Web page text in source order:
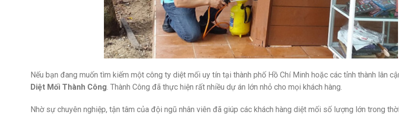
Nếu bạn đang muốn tìm kiếm một công ty diệt mối uy tín tại thành phố Hồ Chí Minh hoặc các tỉnh thành lân
Diệt Mối Thành Công. Thành Công đã thực hiện rất nhiều dự án lớn nhỏ cho mọi khách hàng.
Nhờ sự chuyên nghiệp, tận tâm của đội ngũ nhân viên đã giúp các khách hàng diệt mối số lượng lớn trong